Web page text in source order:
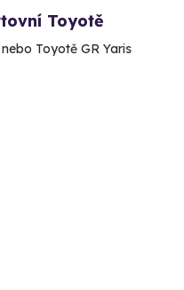
Toyotě
Toyotě GR Yaris